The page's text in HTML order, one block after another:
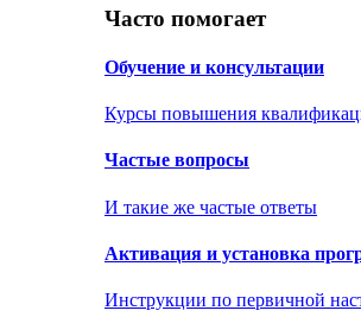
Часто помогает
Обучение и консультации
Курсы повышения
Частые вопросы
И такие же частые ответы
Активация и установка
Инструкции по первичной